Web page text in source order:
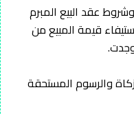
عقد البيع المبرم
قيمة المبيع من
والرسوم المستحقة